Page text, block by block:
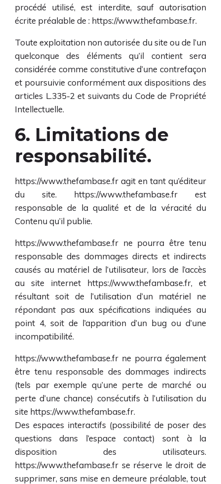
procédé utilisé, est interdite, sauf autorisation
écrite préalable de : https://www.thefambase.fr.
Toute exploitation non autorisée du site ou de l’un
quelconque des éléments qu’il contient sera
considérée comme constitutive d’une contrefaçon
et poursuivie conformément aux dispositions des
articles L.335-2 et suivants du Code de Propriété
Intellectuelle.
6. Limitations de
responsabilité.
https://www.thefambase.fr agit en tant qu’éditeur
du site. https://www.thefambase.fr est
responsable de la qualité et de la véracité du
Contenu qu’il publie.
https://www.thefambase.fr ne pourra être tenu
responsable des dommages directs et indirects
causés au matériel de l’utilisateur, lors de l’accès
au site internet https://www.thefambase.fr, et
résultant soit de l’utilisation d’un matériel ne
répondant pas aux spécifications indiquées au
point 4, soit de l’apparition d’un bug ou d’une
incompatibilité.
https://www.thefambase.fr ne pourra également
être tenu responsable des dommages indirects
(tels par exemple qu’une perte de marché ou
perte d’une chance) consécutifs à l’utilisation du
site https://www.thefambase.fr.
Des espaces interactifs (possibilité de poser des
questions dans l’espace contact) sont à la
disposition des utilisateurs.
https://www.thefambase.fr se réserve le droit de
supprimer, sans mise en demeure préalable, tout